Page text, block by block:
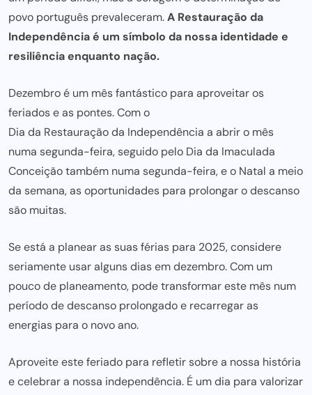
povo português prevaleceram.A Restauração da
Independência é um símbolo da nossa identidade e
resiliência enquanto nação.
Dezembro é um mês fantástico para aproveitar os
feriados e as pontes. Com o
Dia da Restauração da Independência a abrir o mês
numa segunda-feira, seguido pelo Dia da Imaculada
Conceição também numa segunda-feira, e o Natal a meio
da semana, as oportunidades para prolongar o descanso
são muitas.
Se está a planear as suas férias para 2025, considere
seriamente usar alguns dias em dezembro. Com um
pouco de planeamento, pode transformar este mês num
período de descanso prolongado e recarregar as
energias para o novo ano.
Aproveite este feriado para refletir sobre a nossa história
e celebrar a nossa independência. É um dia para valorizar